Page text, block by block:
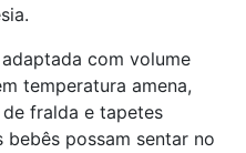
com volume
temperatura amena,
fralda e tapetes
possam sentar no